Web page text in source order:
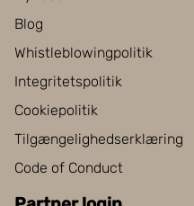
Blog
Whistleblowingpolitik
Integritetspolitik
Cookiepolitik
Tilgængelighedserklæring
Code of Conduct